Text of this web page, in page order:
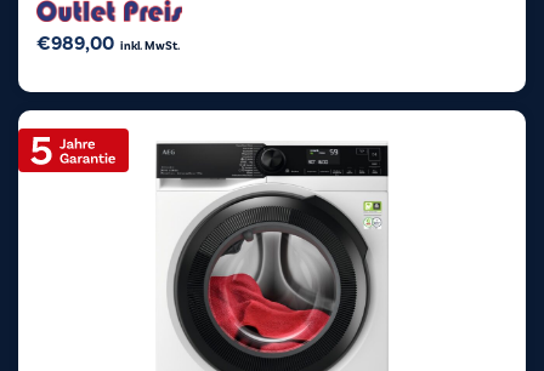
€989,00 inkl. MwSt.